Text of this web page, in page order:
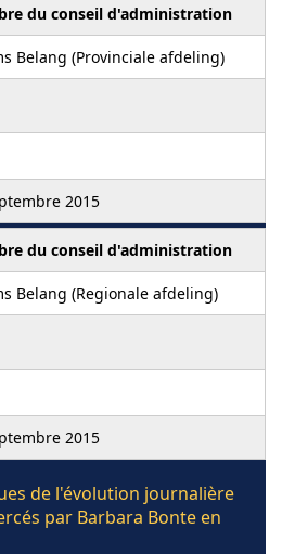
du conseil d'administration
Belang (Provinciale afdeling)
2015
du conseil d'administration
Belang (Regionale afdeling)
2015
de l'évolution journalière
par Barbara Bonte en